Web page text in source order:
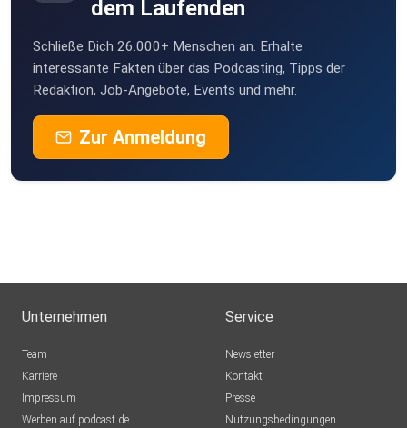
dem Laufenden
Schließe Dich 26.000+ Menschen an. Erhalte
interessante Fakten über das Podcasting, Tipps der
Redaktion, Job-Angebote, Events und mehr.
Zur Anmeldung
Unternehmen
Team
Karriere
Impressum
Werben auf podcast.de
Service
Newsletter
Kontakt
Presse
Nutzungsbedingungen